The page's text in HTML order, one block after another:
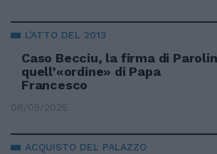
L’ATTO DEL 2013
Caso Becciu, la firma di
quell’«ordine» di Papa
Francesco
06/05/2025
ACQUISTO DEL PALAZZO